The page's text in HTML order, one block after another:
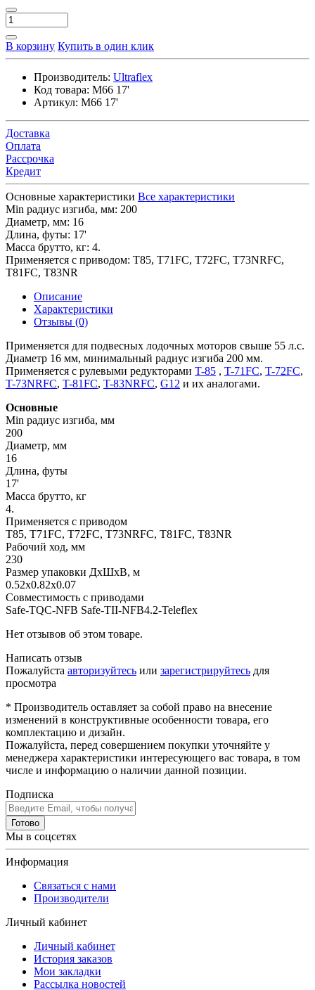
В корзину Купить в один клик
Производитель: Ultraflex
Код товара: M66 17'
Артикул: M66 17'
Доставка
Оплата
Рассрочка
Кредит
Основные характеристики Все характеристики
Min радиус изгиба, мм: 200
Диаметр, мм: 16
Длина, футы: 17'
Масса брутто, кг: 4.
Применяется с приводом: T85, T71FC, T72FC, T73NRFC,
T81FC, T83NR
Описание
Характеристики
Отзывы (0)
Применяется для подвесных лодочных моторов свыше 55 л.с.
Диаметр 16 мм, минимальный радиус изгиба 200 мм.
Применяется с рулевыми редукторами T-85 , T-71FC, T-72FC,
T-73NRFC, T-81FC, T-83NRFC, G12 и их аналогами.
Основные
Min радиус изгиба, мм
200
Диаметр, мм
16
Длина, футы
17'
Масса брутто, кг
4.
Применяется с приводом
T85, T71FC, T72FC, T73NRFC, T81FC, T83NR
Рабочий ход, мм
230
Размер упаковки ДхШхВ, м
0.52x0.82x0.07
Совместимость с приводами
Safe-TQC-NFB Safe-TII-NFB4.2-Teleflex
Нет отзывов об этом товаре.
Написать отзыв
Пожалуйста авторизуйтесь или зарегистрируйтесь для
просмотра
* Производитель оставляет за собой право на внесение
изменений в конструктивные особенности товара, его
комплектацию и дизайн.
Пожалуйста, перед совершением покупки уточняйте у
менеджера характеристики интересующего вас товара, в том
числе и информацию о наличии данной позиции.
Подписка
Готово
Мы в соцсетях
Информация
Связаться с нами
Производители
Личный кабинет
Личный кабинет
История заказов
Мои закладки
Рассылка новостей